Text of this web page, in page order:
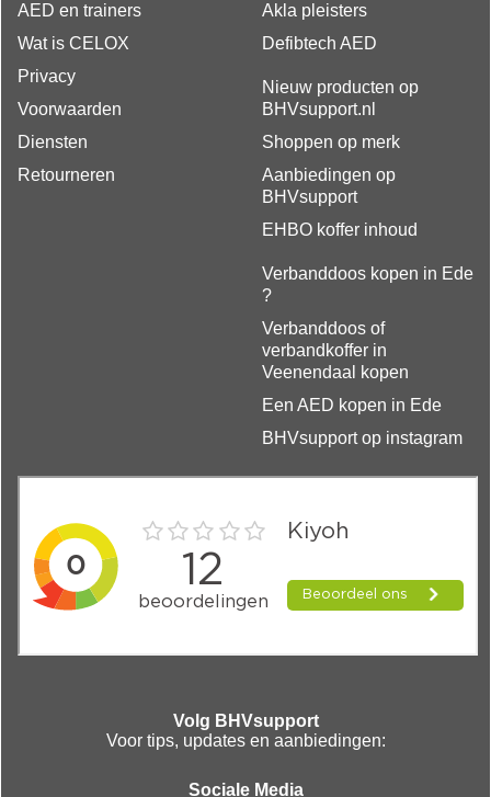
AED en trainers
Wat is CELOX
Privacy
Voorwaarden
Diensten
Retourneren
Akla pleisters
Defibtech AED
Nieuw producten op
BHVsupport.nl
Shoppen op merk
Aanbiedingen op
BHVsupport
EHBO koffer inhoud
Verbanddoos kopen in Ede
?
Verbanddoos of
verbandkoffer in
Veenendaal kopen
Een AED kopen in Ede
BHVsupport op instagram
Volg BHVsupport
Voor tips, updates en aanbiedingen:
Sociale Media